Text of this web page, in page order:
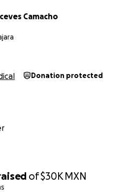
of$30K MXN
Camacho
Donation protected